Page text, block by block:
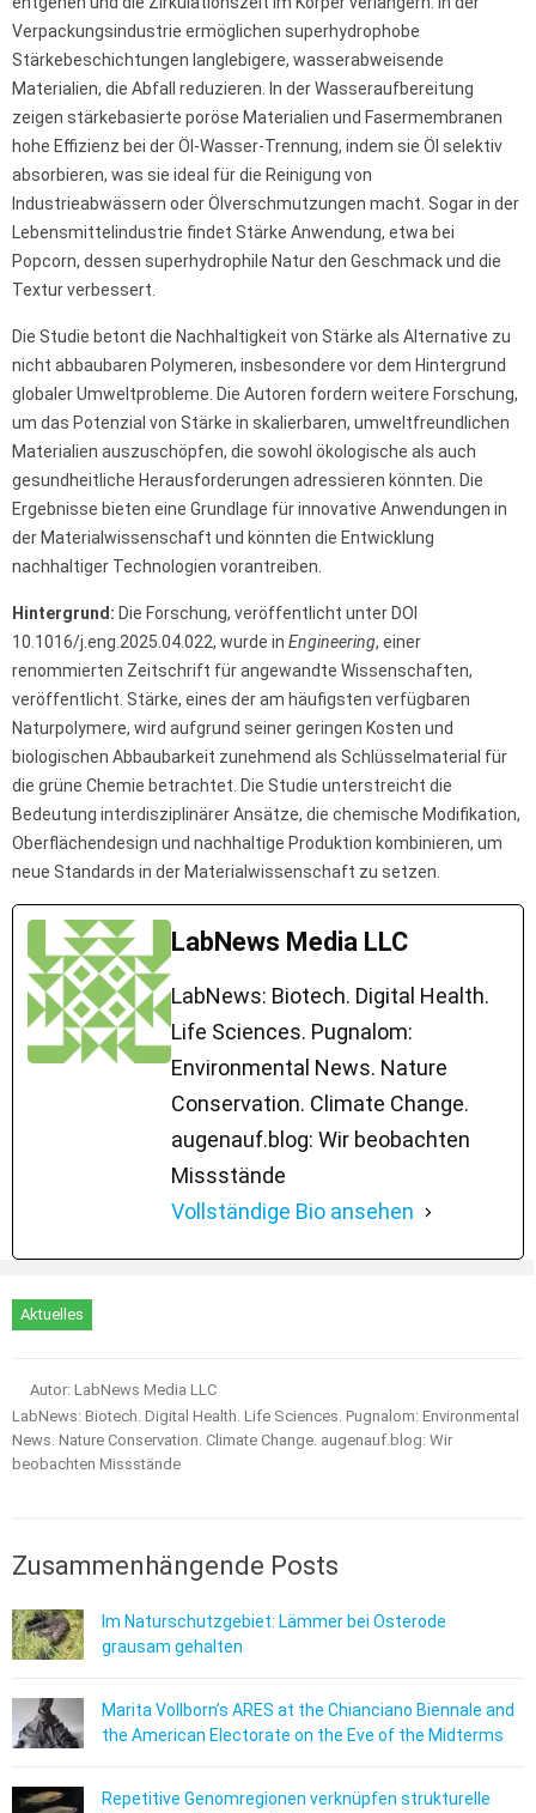
Verpackungsindustrie ermöglichen superhydrophobe
Stärkebeschichtungen langlebigere, wasserabweisende
Materialien, die Abfall reduzieren. In der Wasseraufbereitung
zeigen stärkebasierte poröse Materialien und Fasermembranen
hohe Effizienz bei der Öl-Wasser-Trennung, indem sie Öl selektiv
absorbieren, was sie ideal für die Reinigung von
Industrieabwässern oder Ölverschmutzungen macht. Sogar in der
Lebensmittelindustrie findet Stärke Anwendung, etwa bei
Popcorn, dessen superhydrophile Natur den Geschmack und die
Textur verbessert.
Die Studie betont die Nachhaltigkeit von Stärke als Alternative zu
nicht abbaubaren Polymeren, insbesondere vor dem Hintergrund
globaler Umweltprobleme. Die Autoren fordern weitere Forschung,
um das Potenzial von Stärke in skalierbaren, umweltfreundlichen
Materialien auszuschöpfen, die sowohl ökologische als auch
gesundheitliche Herausforderungen adressieren könnten. Die
Ergebnisse bieten eine Grundlage für innovative Anwendungen in
der Materialwissenschaft und könnten die Entwicklung
nachhaltiger Technologien vorantreiben.
Hintergrund: Die Forschung, veröffentlicht unter DOI
10.1016/j.eng.2025.04.022, wurde in Engineering, einer
renommierten Zeitschrift für angewandte Wissenschaften,
veröffentlicht. Stärke, eines der am häufigsten verfügbaren
Naturpolymere, wird aufgrund seiner geringen Kosten und
biologischen Abbaubarkeit zunehmend als Schlüsselmaterial für
die grüne Chemie betrachtet. Die Studie unterstreicht die
Bedeutung interdisziplinärer Ansätze, die chemische Modifikation,
Oberflächendesign und nachhaltige Produktion kombinieren, um
neue Standards in der Materialwissenschaft zu setzen.
LabNews Media LLC
LabNews: Biotech. Digital Health.
Life Sciences. Pugnalom:
Environmental News. Nature
Conservation. Climate Change.
augenauf.blog: Wir beobachten
Missstände
Vollständige Bio ansehen
Aktuelles
Autor: LabNews Media LLC
LabNews: Biotech. Digital Health. Life Sciences. Pugnalom: Environmental
News. Nature Conservation. Climate Change. augenauf.blog: Wir
beobachten Missstände
Zusammenhängende Posts
Im Naturschutzgebiet: Lämmer bei Osterode
grausam gehalten
Marita Vollborn’s ARES at the Chianciano Biennale and
the American Electorate on the Eve of the Midterms
Repetitive Genomregionen verknüpfen strukturelle